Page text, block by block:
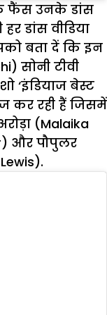
के फैंस उनके डांस
डांस वीडिया
बता दें कि इन
सोनी टीवी
‘इंडियाज बेस्ट
कर रही हैं जिसमें
(Malaika
और पौपुलर